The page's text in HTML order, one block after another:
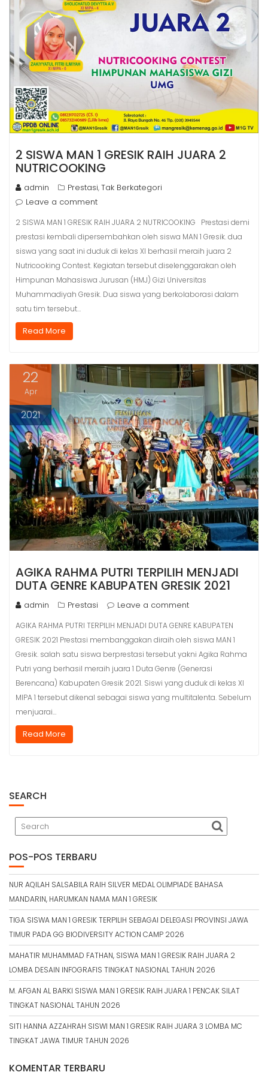
2 SISWA MAN 1 GRESIK RAIH JUARA 2
NUTRICOOKING
admin Prestasi,Tak Berkategori
Leave a comment
2 SISWA MAN 1 GRESIK RAIH JUARA 2 NUTRICOOKING Prestasi demi
prestasi kembali dipersembahkan oleh siswa MAN 1 Gresik. dua
siswa yang saat ini duduk di kelas XI berhasil meraih juara 2
Nutricooking Contest. Kegiatan tersebut diselenggarakan oleh
Himpunan Mahasiswa Jurusan (HMJ) Gizi Universitas
Muhammadiyah Gresik. Dua siswa yang berkolaborasi dalam
satu tim tersebut…
Read More
22
Apr
2021
AGIKA RAHMA PUTRI TERPILIH MENJADI
DUTA GENRE KABUPATEN GRESIK 2021
admin Prestasi Leave a comment
AGIKA RAHMA PUTRI TERPILIH MENJADI DUTA GENRE KABUPATEN
GRESIK 2021 Prestasi membanggakan diraih oleh siswa MAN 1
Gresik. salah satu siswa berprestasi tersebut yakni Agika Rahma
Putri yang berhasil meraih juara 1 Duta Genre (Generasi
Berencana) Kabupaten Gresik 2021. Siswi yang duduk di kelas XI
MIPA 1 tersebut dikenal sebagai siswa yang multitalenta. Sebelum
menjuarai…
Read More
SEARCH
POS-POS TERBARU
NUR AQILAH SALSABILA RAIH SILVER MEDAL OLIMPIADE BAHASA
MANDARIN, HARUMKAN NAMA MAN 1 GRESIK
TIGA SISWA MAN 1 GRESIK TERPILIH SEBAGAI DELEGASI PROVINSI JAWA
TIMUR PADA GG BIODIVERSITY ACTION CAMP 2026
MAHATIR MUHAMMAD FATHAN, SISWA MAN 1 GRESIK RAIH JUARA 2
LOMBA DESAIN INFOGRAFIS TINGKAT NASIONAL TAHUN 2026
M. AFGAN AL BARKI SISWA MAN 1 GRESIK RAIH JUARA 1 PENCAK SILAT
TINGKAT NASIONAL TAHUN 2026
SITI HANNA AZZAHRAH SISWI MAN 1 GRESIK RAIH JUARA 3 LOMBA MC
TINGKAT JAWA TIMUR TAHUN 2026
KOMENTAR TERBARU